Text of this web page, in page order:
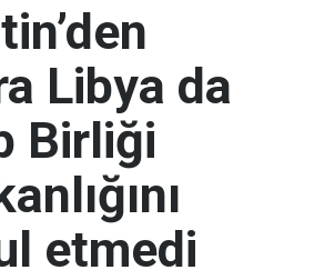
Libya da
Birliği
etmedi